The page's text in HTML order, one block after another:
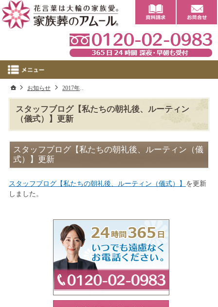
スタッフブログ【私たちの朝礼後、ルーティン
（儀式）】更新
スタッフブログ【私たちの朝礼後、ルーティン（儀
式）】更新
スタッフブログ【私たちの朝礼後、ルーティン（儀式）】 を更新
しました。
ホーム
お知らせ 2017年